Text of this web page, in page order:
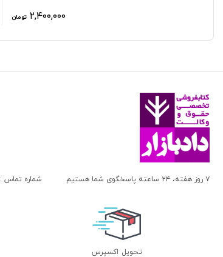
۲,۴۰۰,۰۰۰ تومان
۷ روز هفته، ۲۴ ساعته پاسخگوی شما هستیم شماره تماس :
تحویل اکسپرس